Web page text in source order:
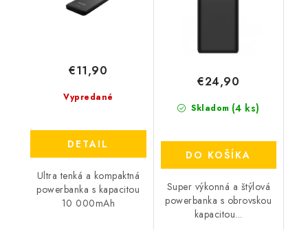
Vypredané
€11,90
DETAIL
Ultra tenká a kompaktná
powerbanka s kapacitou
10 000mAh
Skladom (4 ks)
€24,90
DO KOŠÍKA
Super výkonná a štýlová
powerbanka s obrovskou
kapacitou...